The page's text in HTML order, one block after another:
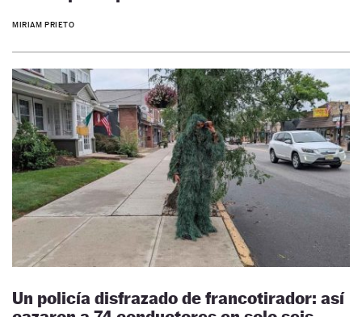
MIRIAM PRIETO
Un policía disfrazado de francotirador: así